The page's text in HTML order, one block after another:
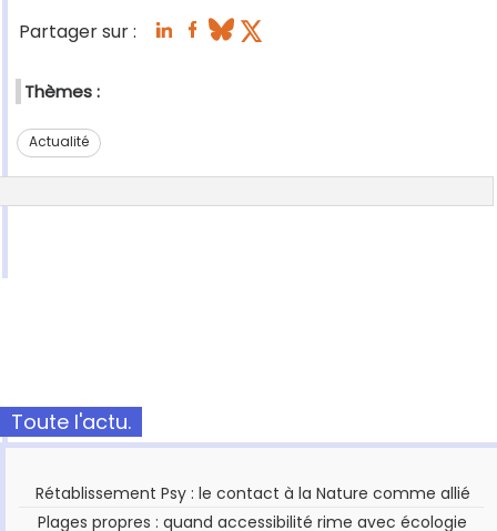
Partager sur :
Thèmes :
Actualité
Toute l'actu.
Rétablissement Psy : le contact à la Nature comme allié
Plages propres : quand accessibilité rime avec écologie